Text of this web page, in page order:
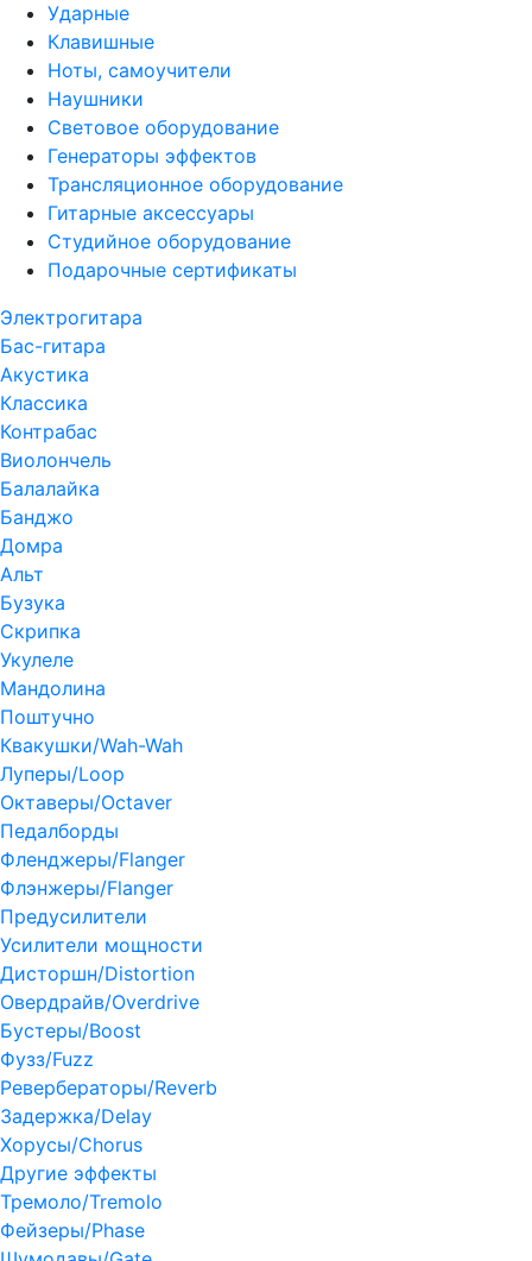
Ударные
Клавишные
Ноты, самоучители
Наушники
Световое оборудование
Генераторы эффектов
Трансляционное оборудование
Гитарные аксессуары
Студийное оборудование
Подарочные сертификаты
Электрогитара
Бас-гитара
Акустика
Классика
Контрабас
Виолончель
Балалайка
Банджо
Домра
Альт
Бузука
Скрипка
Укулеле
Мандолина
Поштучно
Квакушки/Wah-Wah
Луперы/Loop
Октаверы/Octaver
Педалборды
Фленджеры/Flanger
Флэнжеры/Flanger
Предусилители
Усилители мощности
Дисторшн/Distortion
Овердрайв/Overdrive
Бустеры/Boost
Фузз/Fuzz
Ревербераторы/Reverb
Задержка/Delay
Хорусы/Chorus
Другие эффекты
Тремоло/Tremolo
Фейзеры/Phase